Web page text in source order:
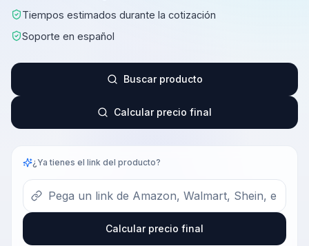
Tiempos estimados durante la cotización
Soporte en español
Buscar producto
Calcular precio final
¿Ya tienes el link del producto?
Calcular precio final